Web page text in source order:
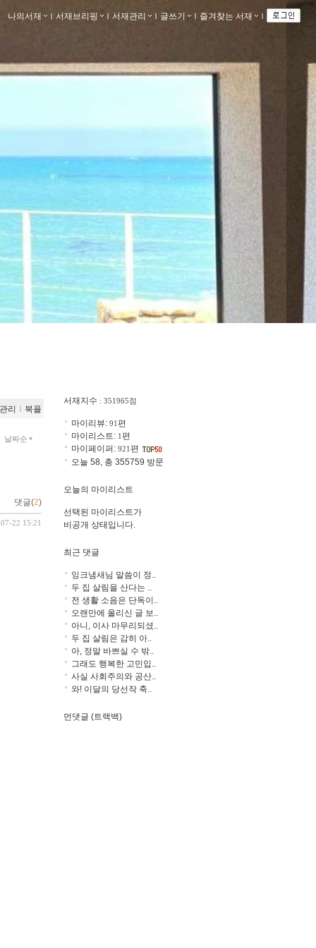
나의서재 ｌ 서재브리핑 ｌ 서재관리 ｌ 글쓰기 ｌ 즐겨찾는 서재 ｌ
리 ｌ 북플
날짜순
댓글(2)
22 15:21
서재지수 : 351965점
마이리뷰: 91편
마이리스트: 1편
마이페이퍼: 921편
오늘 58, 총 355759 방문
오늘의 마이리스트
선택된 마이리스트가
비공개 상태입니다.
최근 댓글
잉크냄새님 말씀이 정..
두 집 살림을 산다는 ..
전 생활 소음은 단독이..
오랜만에 올리신 글 보..
아니, 이사 마무리되셨..
두 집 살림은 감히 아..
아, 정말 바쁘실 수 밖..
그래도 행복한 고민입..
사실 사회주의와 공산..
와! 이달의 당선작 축..
먼댓글 (트랙백)